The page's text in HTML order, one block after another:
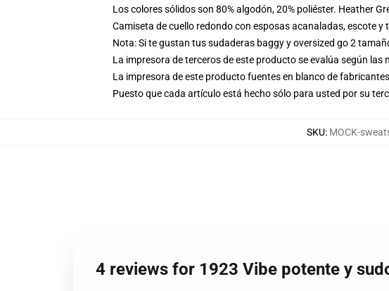
Los colores sólidos son 80% algodón, 20% poliéster. Heather
Camiseta de cuello redondo con esposas acanaladas, escote y
Nota: Si te gustan tus sudaderas baggy y oversized go 2
La impresora de terceros de este producto se evalúa según
La impresora de este producto fuentes en blanco de
Puesto que cada artículo está hecho sólo para usted por su
SKU: MOCK-
4 reviews for 1923 Vibe potente y